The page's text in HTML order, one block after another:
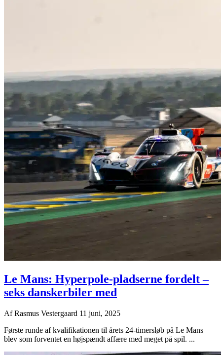
Le Mans: Hyperpole-pladserne fordelt –
seks danskerbiler med
AfRasmus Vestergaard 11 juni, 2025
Første runde af kvalifikationen til årets 24-timersløb på Le Mans
blev som forventet en højspændt affære med meget på spil. ...